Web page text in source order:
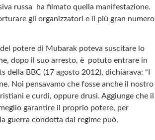
russa ha filmato quella manifestazione.
gli organizzatori e il più gran numero
potere di Mubarak poteva suscitare lo
dopo il suo arresto, è potuto entrare in
della BBC (17 agosto 2012), dichiarava: “I
Noi pensavamo che fosse anche il nostro
e curdi, oppure drusi. Aggiunge che il
garantire il proprio potere, per
guerra condotta dal regime può,